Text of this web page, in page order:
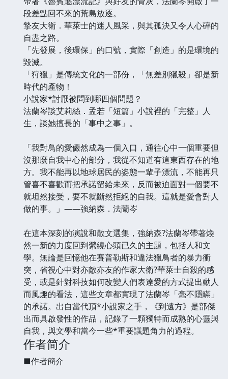
段差點回不來的荒島放逐。
摯友大衛．華萊士的迷人風采，與其孤決又令人心碎的
自盡之路。
「先發展，後環保」的口號，實際「創造」的是環境的
毀滅。
「狩獵」是傳統文化的一部份，「無差別獵殺」卻是新
時代的產物！
小說家*討厭被問到哪四個問題？
法蘭岑談艾莉絲．孟若「短篇」小說裡的「完整」人
生，談她擅長的「事中之事」。
「我對鳥的愛儼然成為一個入口，通往心中一個重要但
沒那麼自我中心的部分，我從不知道有這東西存在的地
方。我不能再以地球居民的姿態一輩子漂流，不能再只
管喜不喜歡而把承諾留給未來，反而被迫面對一個要不
就坦然接受，要不就斷然拒絕的自我。這就是愛會對人
做的事。」——強納森．法蘭岑
在這本深刻的演說和散文選集，強納森?法蘭岑帶著煥
然一新的力度回到縈繞心頭已久的主題，包括人和文
學。無論是回憶他在賽普勒斯和違法獵鳥者的暴力衝
突，省視心中對亦敵亦友的作家大衛?華萊士自殺的感
受，或是針對科技如何改變人們表達愛的方式提出動人
而風趣的看法，這些文章都實現了法蘭岑「毫不隱瞞」
的承諾。出自當代頂*小說家之手，《到遠方》是部傑
出而具啟發性的作品，記錄了一顆獨特而成熟的心靈與
自我，與文學和當今一些*重要議題角力的過程。
作者简介
■作者簡介